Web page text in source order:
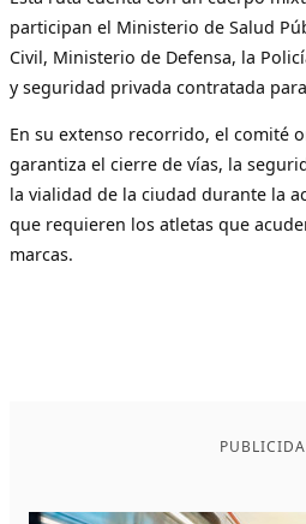
participan el Ministerio de Salud
Civil, Ministerio de Defensa, la
y seguridad privada contratada
En su extenso recorrido, el comité
garantiza el cierre de vías, la
la vialidad de la ciudad durante la
que requieren los atletas que
marcas.